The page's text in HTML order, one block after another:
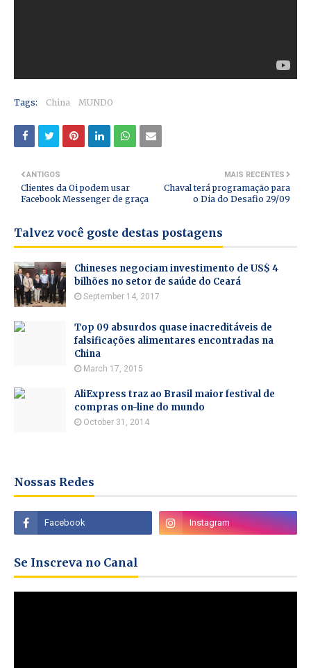
Tags: China MUNDO
MAIS RECENTES
Chaval terá programação para
o Dia do Desafio 29/09
ANTIGOS
Clientes da Oi podem usar
Facebook Messenger de graça
Talvez você goste destas postagens
Chineses negociam investimento de US$ 4
bilhões no setor de saúde do Ceará
September 14, 2017
Top 09 absurdos quase inacreditáveis de
falsificações alimentares encontradas na
China
March 17, 2015
AliExpress traz ao Brasil maior festival de
compras on-line do mundo
October 31, 2014
Nossas Redes
Se Inscreva no Canal